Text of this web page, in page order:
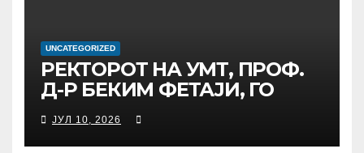
ДИГИТАЛНО
ОБРАЗОВАНИЕ И
ГЛОБАЛНО ГРАЃАНСТВО
UNCATEGORIZED
РЕКТОРОТ НА УМТ, ПРОФ.
Д-Р БЕКИМ ФЕТАЈИ, ГО
ПРЕЧЕКА НА ОФИЦИЈАЛНА
СРЕДБА ГЕНЕРАЛНИОТ
ЈУЛ 10, 2026